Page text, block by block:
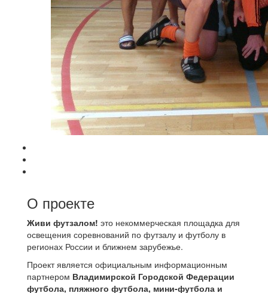
О проекте
Живи футзалом! это некоммерческая площадка для
освещения соревнований по футзалу и футболу в
регионах России и ближнем зарубежье.
Проект является официальным информационным
партнером Владимирской Городской Федерации
футбола, пляжного футбола, мини-футбола и